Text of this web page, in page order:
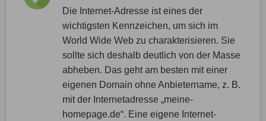
Die Internet-Adresse ist eines der
wichtigsten Kennzeichen, um sich im
World Wide Web zu charakterisieren. Sie
sollte sich deshalb deutlich von der Masse
abheben. Das geht am besten mit einer
eigenen Domain ohne Anbietername, z. B.
mit der Internetadresse „meine-
homepage.de“. Eine eigene Internet-